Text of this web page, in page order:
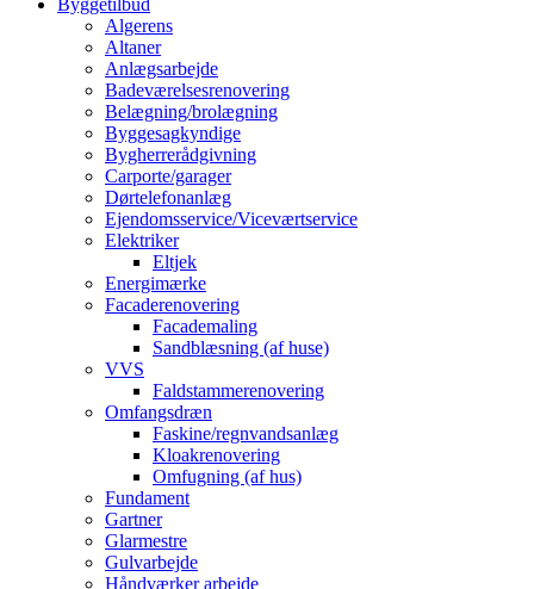
Byggetilbud
Algerens
Altaner
Anlægsarbejde
Badeværelsesrenovering
Belægning/brolægning
Byggesagkyndige
Bygherrerådgivning
Carporte/garager
Dørtelefonanlæg
Ejendomsservice/Viceværtservice
Elektriker
Eltjek
Energimærke
Facaderenovering
Facademaling
Sandblæsning (af huse)
VVS
Faldstammerenovering
Omfangsdræn
Faskine/regnvandsanlæg
Kloakrenovering
Omfugning (af hus)
Fundament
Gartner
Glarmestre
Gulvarbejde
Håndværker arbejde